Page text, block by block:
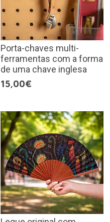
Porta-chaves multi-
ferramentas com a forma
de uma chave inglesa
15,00€